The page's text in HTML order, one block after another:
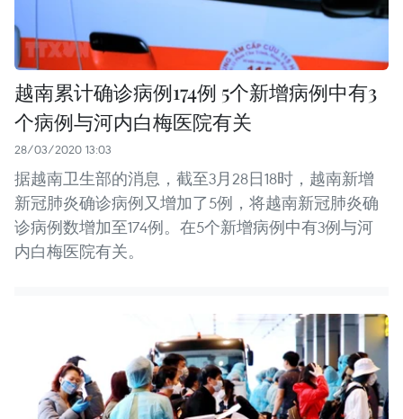
越南累计确诊病例174例 5个新增病例中有3
个病例与河内白梅医院有关
28/03/2020 13:03
据越南卫生部的消息，截至3月28日18时，越南新增
新冠肺炎确诊病例又增加了5例，将越南新冠肺炎确
诊病例数增加至174例。在5个新增病例中有3例与河
内白梅医院有关。